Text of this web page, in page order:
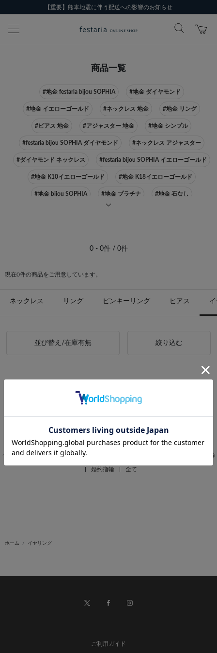
【重要】熊本地震に伴う配送への影響のお知らせ
商品一覧
#地金 festaria bijou SOPHIA #地金 ダイヤモンド
#地金 イエローゴールド #ネックレス 地金 #地金 リング
#ピアス 地金 #アジャスター 地金 #地金 シンプル
#festaria bijou SOPHIA ダイヤモンド #ネックレス アジャスター
#ダイヤモンド ネックレス #festaria bijou SOPHIA イエローゴールド
#地金 K10イエローゴールド #地金 K18イエローゴールド
#地金 bijou SOPHIA #地金 プラチナ #地金 石なし
0 - 0件 / 0件
現在0件の商品をご用意しています。
ネックレス リング ピンキーリング ピアス
並び替え/在庫有無 絞り込む
検索条件をゆるめに設定したり、
上位のジャンルで検索してください。
ネックレス | リング | ピンキーリング | ピアス | イヤリング |
イヤーカフ | ブレスレット | 結婚指輪
婚約指輪 全て
ホーム イヤリング
ご利用ガイド